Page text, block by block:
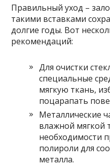
Правильный уход –
такими вставками
долгие годы. Вот
рекомендаций:
Для очистки
специальные
мягкую ткань,
поцарапать
Металлические
влажной мягкой
необходимости
полироли для
металла.